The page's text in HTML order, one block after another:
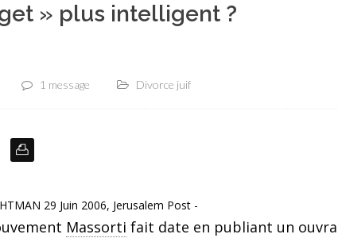
» plus intelligent ?
1 message Divorce juif
29 Juin 2006, Jerusalem Post -
Massorti fait date en publiant un